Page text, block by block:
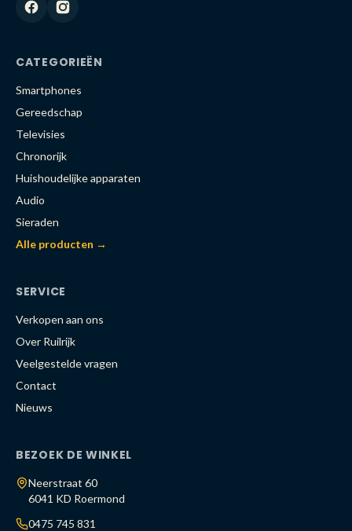
CATEGORIEËN
Smartphones
Gereedschap
Televisies
Chronorijk
Huishoudelijke apparaten
Audio
Sieraden
Alle producten →
SERVICE
Verkopen aan ons
Over Ruilrijk
Veelgestelde vragen
Contact
Nieuws
BEZOEK DE WINKEL
Neerstraat 60
6041 KD Roermond
0475 745 831